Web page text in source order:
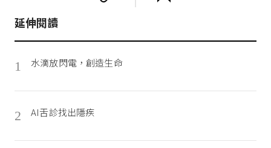
延伸閱讀
1 水滴放閃電，創造生命
2 AI舌診找出隱疾